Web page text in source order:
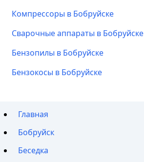
Компрессоры в Бобруйске
Сварочные аппараты в Бобруйске
Бензопилы в Бобруйске
Бензокосы в Бобруйске
Главная
Бобруйск
Беседка